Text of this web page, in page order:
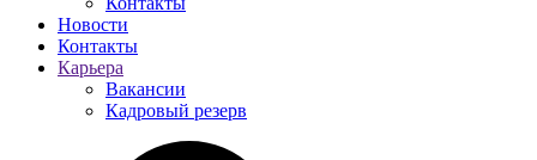
Новости
Контакты
Карьера
Вакансии
Кадровый резерв